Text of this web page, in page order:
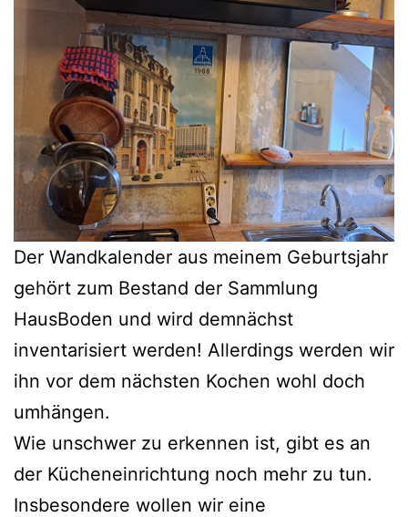
Der Wandkalender aus meinem Geburtsjahr
gehört zum Bestand der Sammlung
HausBoden und wird demnächst
inventarisiert werden! Allerdings werden wir
ihn vor dem nächsten Kochen wohl doch
umhängen.
Wie unschwer zu erkennen ist, gibt es an
der Kücheneinrichtung noch mehr zu tun.
Insbesondere wollen wir eine